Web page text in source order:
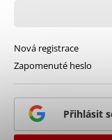
Nová registrace
Zapomenuté heslo
Přihlásit